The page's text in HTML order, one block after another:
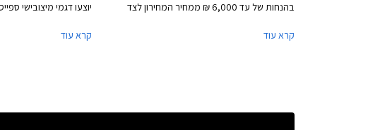
בהנחות של עד 6,000 ₪ ממחיר המחירון לצד
מיגון. המבצע נערך בכל אולמות התצוגה של
קרא עוד
יוצעו דגמי מיצובישי
קרא עוד